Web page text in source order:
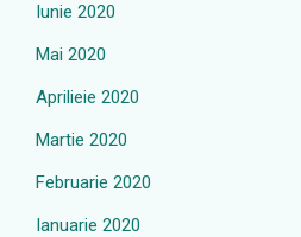
Iunie 2020
Mai 2020
Aprilieie 2020
Martie 2020
Februarie 2020
Ianuarie 2020